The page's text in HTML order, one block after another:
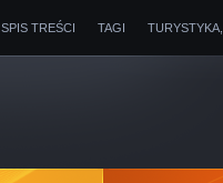
SPIS TREŚCI TAGI